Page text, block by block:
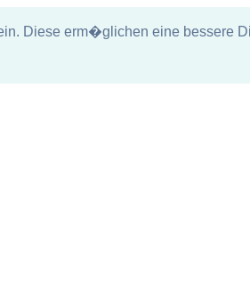
Diese erm�glichen eine bessere